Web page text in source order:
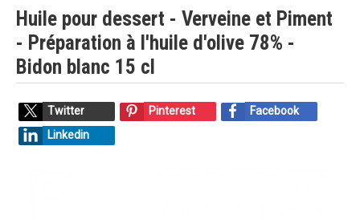
Huile pour dessert - Verveine et Piment
- Préparation à l'huile d'olive 78% -
Bidon blanc 15 cl
Twitter Pinterest
Facebook
Linkedin